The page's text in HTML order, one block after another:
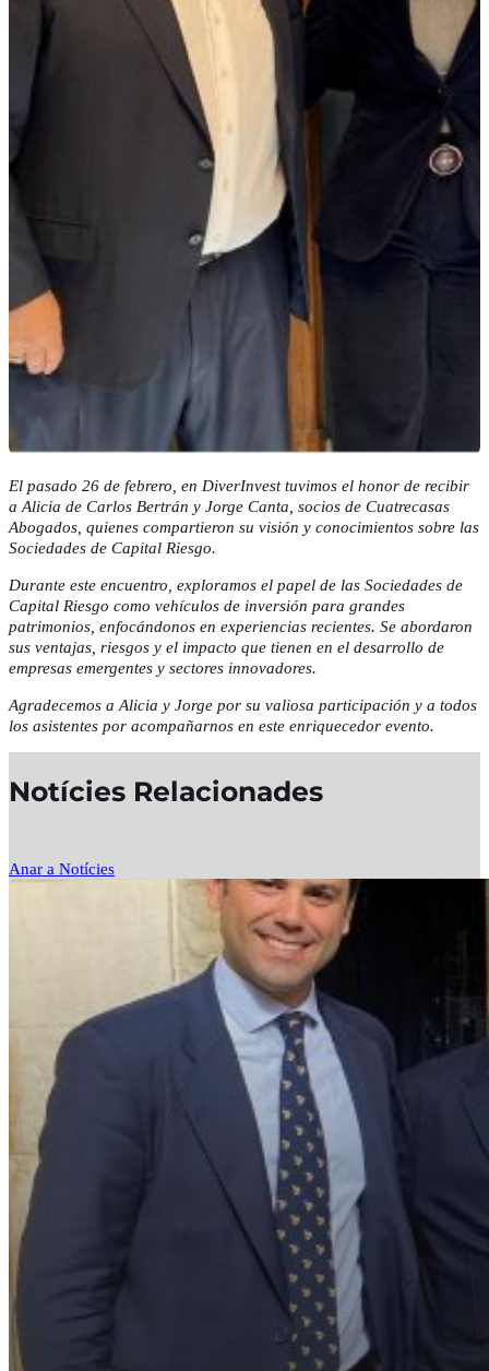
El pasado 26 de febrero, en DiverInvest tuvimos el honor de recibir
a Alicia de Carlos Bertrán y Jorge Canta, socios de Cuatrecasas
Abogados, quienes compartieron su visión y conocimientos sobre las
Sociedades de Capital Riesgo.
Durante este encuentro, exploramos el papel de las Sociedades de
Capital Riesgo como vehículos de inversión para grandes
patrimonios, enfocándonos en experiencias recientes. Se abordaron
sus ventajas, riesgos y el impacto que tienen en el desarrollo de
empresas emergentes y sectores innovadores.
Agradecemos a Alicia y Jorge por su valiosa participación y a todos
los asistentes por acompañarnos en este enriquecedor evento.
Notícies Relacionades
Anar a Notícies